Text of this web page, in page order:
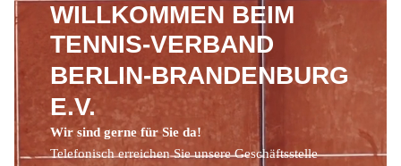
WILLKOMMEN BEIM
TENNIS-VERBAND
BERLIN-BRANDENBURG
E.V.
Wir sind gerne für Sie da!
Telefonisch erreichen Sie unsere Geschäftsstelle